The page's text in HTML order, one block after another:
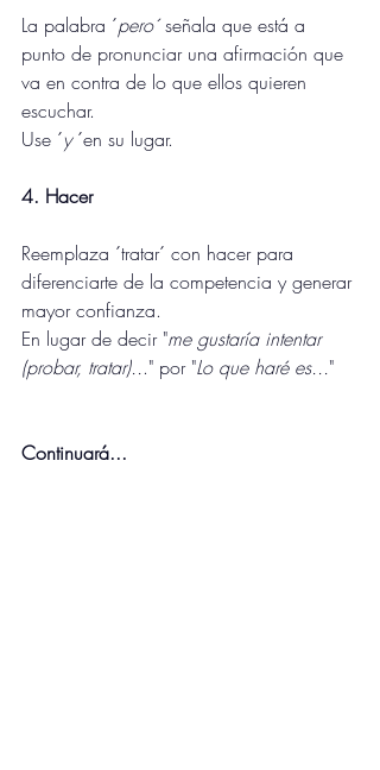
La palabra ´pero´ señala que está a
punto de pronunciar una afirmación que
va en contra de lo que ellos quieren
escuchar.
Use ´y ´en su lugar.
4. Hacer
Reemplaza ´tratar´ con hacer para
diferenciarte de la competencia y generar
mayor confianza.
En lugar de decir "me gustaría intentar
(probar, tratar)..." por "Lo que haré es..."
Continuará...